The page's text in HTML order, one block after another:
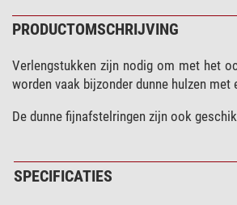
PRODUCTOMSCHRIJVING
Verlengstukken zijn nodig om met het
worden vaak bijzonder dunne hulzen
De dunne fijnafstelringen zijn ook
SPECIFICATIES